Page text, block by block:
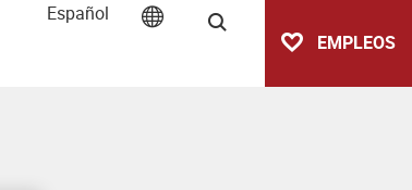
Español
Buscar
EMPLEOS